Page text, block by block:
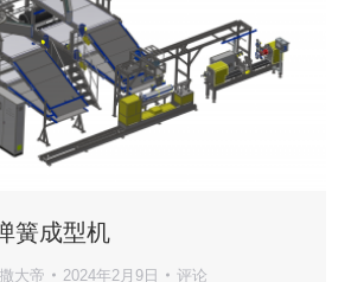
簧成型机
大帝 2024年2月9日 评论